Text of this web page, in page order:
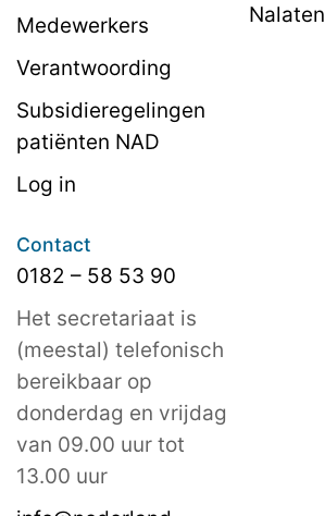
Medewerkers
Verantwoording
Subsidieregelingen
patiënten NAD
Log in
Nalaten
Contact
0182 – 58 53 90
Het secretariaat is
(meestal) telefonisch
bereikbaar op
donderdag en vrijdag
van 09.00 uur tot
13.00 uur